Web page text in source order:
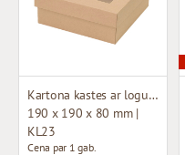
Kartona kastes ar logu (mikrogofras)
190 x 190 x 80 mm |
KL23
Cena par 1 gab.